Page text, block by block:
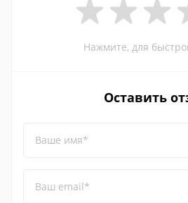
Нажмите, для
Оставить
Ваше имя*
Ваш email*